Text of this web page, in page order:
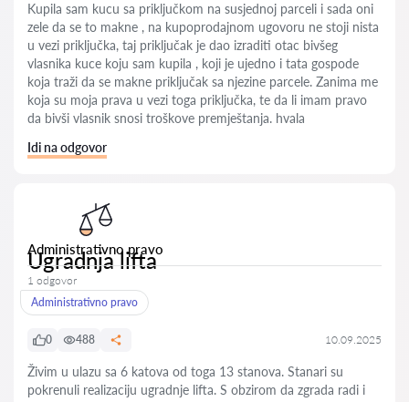
Kupila sam kucu sa priključkom na susjednoj parceli i sada oni
zele da se to makne , na kupoprodajnom ugovoru ne stoji nista
u vezi priključka, taj priključak je dao izraditi otac bivšeg
vlasnika kuce koju sam kupila , koji je ujedno i tata gospode
koja traži da se makne priključak sa njezine parcele. Zanima me
koja su moja prava u vezi toga priključka, te da li imam pravo
da bivši vlasnik snosi troškove premještanja. hvala
Idi na odgovor
Administrativno pravo
Ugradnja lifta
1 odgovor
Administrativno pravo
0 488 10.09.2025
Živim u ulazu sa 6 katova od toga 13 stanova. Stanari su
pokrenuli realizaciju ugradnje lifta. S obzirom da zgrada radi i